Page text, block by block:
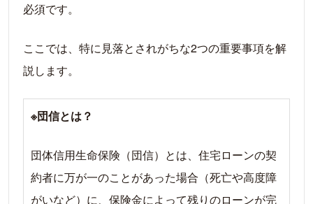
必須です。
ここでは、特に見落とされがちな2つの重要事項を解
説します。
※団信とは？
団体信用生命保険（団信）とは、住宅ローンの契
約者に万が一のことがあった場合（死亡や高度障
がいなど）に、保険金によって残りのローンが完